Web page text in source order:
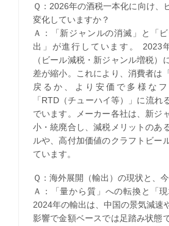
Ｑ：2026年の酒税一本化に向け、
変化していますか？
Ａ：「新ジャンルの消滅」と「
出」が進行しています。 2023
（ビール減税・新ジャンル増税）
差が縮小。これにより、消費者は
戻るか、より安価で多様な
「RTD（チューハイ等）」に流れ
でいます。メーカー各社は、新ジ
小・統廃合し、減税メリットのあ
ルや、高付加価値のクラフトビー
ています。
Ｑ：海外展開（輸出）の現状と、
Ａ：「量から質」への転換と「現
2024年の輸出は、中国の景気減速
影響で金額ベースでは足踏み状態